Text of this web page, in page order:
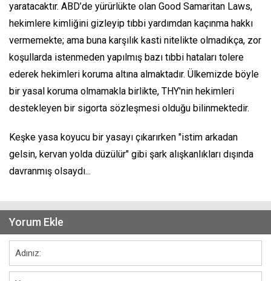
yaratacaktır. ABD’de yürürlükte olan Good Samaritan Laws,
hekimlere kimliğini gizleyip tıbbi yardımdan kaçınma hakkı
vermemekte; ama buna karşılık kasti nitelikte olmadıkça, zor
koşullarda istenmeden yapılmış bazı tıbbi hataları tolere
ederek hekimleri koruma altına almaktadır. Ülkemizde böyle
bir yasal koruma olmamakla birlikte, THY'nin hekimleri
destekleyen bir sigorta sözleşmesi olduğu bilinmektedir.
Keşke yasa koyucu bir yasayı çıkarırken "istim arkadan
gelsin, kervan yolda düzülür" gibi şark alışkanlıkları dışında
davranmış olsaydı...
Yorum Ekle